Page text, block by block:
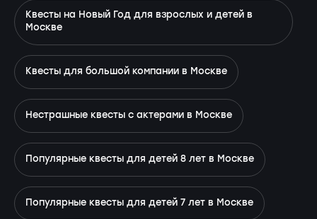
Квесты на Новый Год для взрослых и детей в
Москве
Квесты для большой компании в Москве
Нестрашные квесты с актерами в Москве
Популярные квесты для детей 8 лет в Москве
Популярные квесты для детей 7 лет в Москве